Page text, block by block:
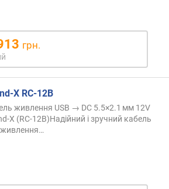
грн.
X RC-12B
живлення USB → DC 5.5×2.1 мм 12V
X (RC-12B)Надійний і зручний кабель
живлення…